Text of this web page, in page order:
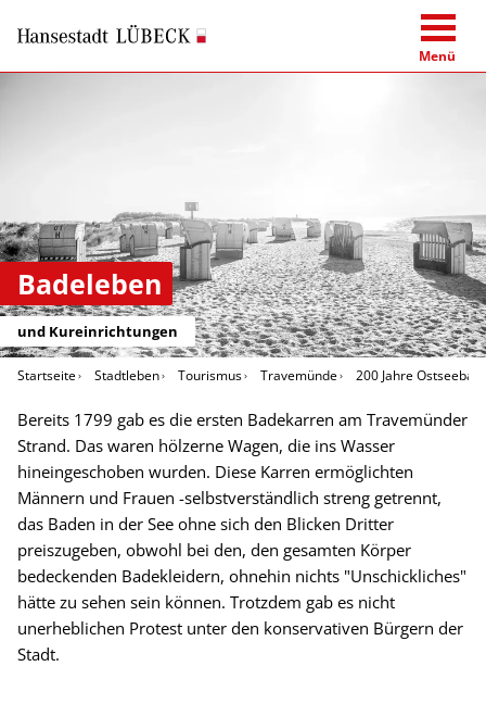
Menü
Badeleben
und Kureinrichtungen
Startseite Stadtleben Tourismus Travemünde 200 Jahre Ostseebad
Bereits 1799 gab es die ersten Badekarren am Travemünder
Strand. Das waren hölzerne Wagen, die ins Wasser
hineingeschoben wurden. Diese Karren ermöglichten
Männern und Frauen -selbstverständlich streng getrennt,
das Baden in der See ohne sich den Blicken Dritter
preiszugeben, obwohl bei den, den gesamten Körper
bedeckenden Badekleidern, ohnehin nichts "Unschickliches"
hätte zu sehen sein können. Trotzdem gab es nicht
unerheblichen Protest unter den konservativen Bürgern der
Stadt.